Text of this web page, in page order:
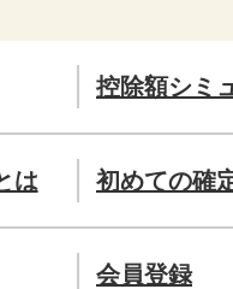
控除額シミ
は 初めての確
会員登録